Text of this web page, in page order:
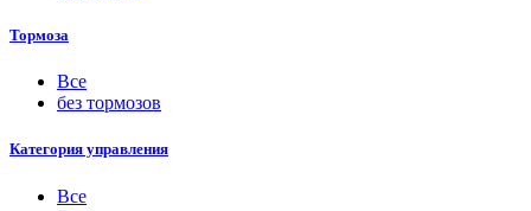
Тормоза
Все
без тормозов
Категория управления
Все